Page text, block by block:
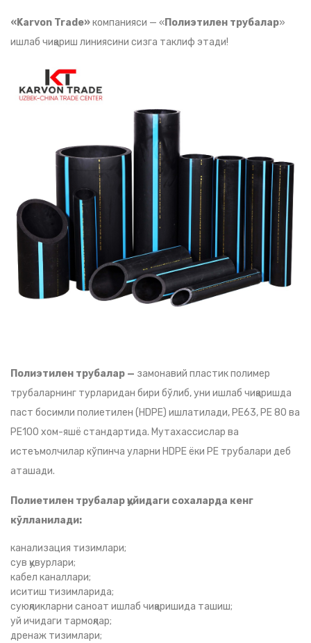
«Karvon Trade»компанияси — «Полиэтилен трубалар»
ишлаб чиқариш линиясини сизга таклиф этади!
Полиэтилен трубалар — замонавий пластик полимер
трубаларнинг турларидан бири бўлиб, уни ишлаб чиқаришда
паст босимли полиетилен (HDPE) ишлатилади, PE63, PE 80 ва
PE100 хом-яшё стандартида. Мутахассислар ва
истеъмолчилар кўпинча уларни HDPE ёки PE трубалари деб
аташади.
Полиетилен трубалар қуйидаги сохаларда кенг
кўлланилади:
канализация тизимлари;
сув қувурлари;
кабел каналлари;
иситиш тизимларида;
суюқликларни саноат ишлаб чиқаришида ташиш;
уй ичидаги тармоқлар;
дренаж тизимлари;